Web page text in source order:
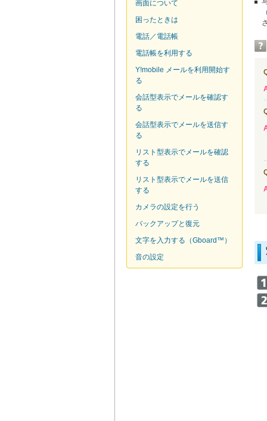
画面について
困ったときは
電話／電話帳
電話帳を利用する
Y!mobile メールを利用開始す
る
会話型表示でメールを確認す
る
会話型表示でメールを送信す
る
リスト型表示でメールを確認
する
リスト型表示でメールを送信
する
カメラの設定を行う
バックアップと復元
文字を入力する（Gboard™）
音の設定